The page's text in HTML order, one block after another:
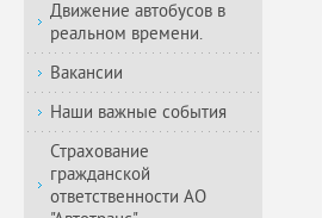
Движение автобусов в
реальном времени.
Вакансии
Наши важные события
Страхование
гражданской
ответственности АО